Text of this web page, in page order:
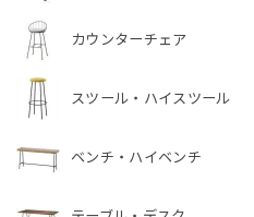
カウンターチェア
スツール・ハイスツール
ベンチ・ハイベンチ